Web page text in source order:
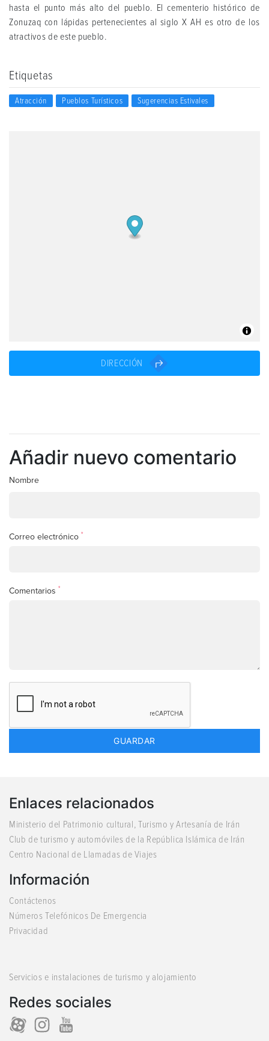
DIRECCIÓN
hasta el punto más alto del pueblo. El cementerio histórico de
Zonuzaq con lápidas pertenecientes al siglo X AH es otro de los
atractivos de este pueblo.
Etiquetas
Atracción Pueblos Turísticos Sugerencias Estivales
Añadir nuevo comentario
Nombre
Correo electrónico *
Comentarios *
Enlaces relacionados
Ministerio del Patrimonio cultural, Turismo y Artesanía de Irán
Club de turismo y automóviles de la República Islámica de Irán
Centro Nacional de Llamadas de Viajes
Información
Contáctenos
Números Telefónicos De Emergencia
Privacidad
Servicios e instalaciones de turismo y alojamiento
Redes sociales